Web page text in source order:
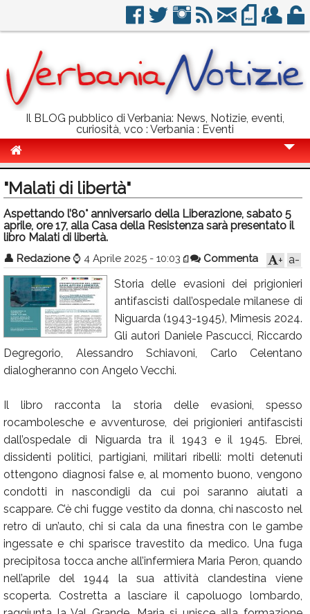
Il BLOG pubblico di Verbania: News, Notizie, eventi,
curiosità, vco : Verbania : Eventi
Politica
Sport
Eventi
Info Utili
Rubriche
Calendario
Annunci
"Malati di libertà"
Aspettando l’80° anniversario della Liberazione, sabato 5
aprile, ore 17, alla Casa della Resistenza sarà presentato il
libro Malati di libertà.
👤 Redazione ⌚ 4 Aprile 2025 - 10:03 Commenta a-
+
Storia delle evasioni dei prigionieri
antifascisti dall’ospedale milanese di
Niguarda (1943-1945), Mimesis 2024.
Gli autori Daniele Pascucci, Riccardo
Degregorio, Alessandro Schiavoni, Carlo Celentano
dialogheranno con Angelo Vecchi.
Il libro racconta la storia delle evasioni, spesso
rocambolesche e avventurose, dei prigionieri antifascisti
dall’ospedale di Niguarda tra il 1943 e il 1945. Ebrei,
dissidenti politici, partigiani, militari ribelli: molti detenuti
ottengono diagnosi false e, al momento buono, vengono
condotti in nascondigli da cui poi saranno aiutati a
scappare. C’è chi fugge vestito da donna, chi nascosto nel
retro di un’auto, chi si cala da una finestra con le gambe
ingessate e chi sparisce travestito da medico. Una fuga
precipitosa tocca anche all’infermiera Maria Peron, quando
nell’aprile del 1944 la sua attività clandestina viene
scoperta. Costretta a lasciare il capoluogo lombardo,